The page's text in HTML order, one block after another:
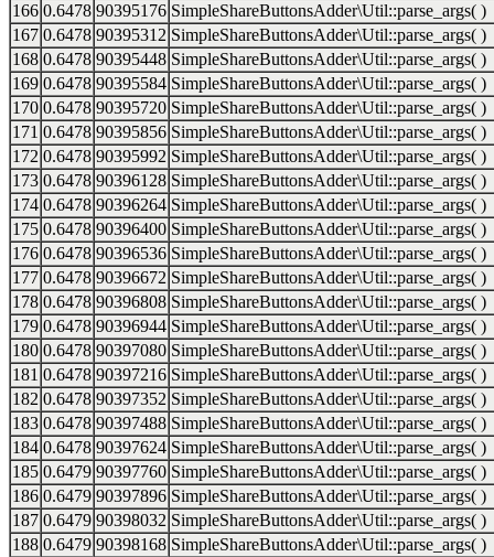
166 0.6478 90395176 SimpleShareButtonsAdder\Util::parse_args( )
167 0.6478 90395312 SimpleShareButtonsAdder\Util::parse_args( )
168 0.6478 90395448 SimpleShareButtonsAdder\Util::parse_args( )
169 0.6478 90395584 SimpleShareButtonsAdder\Util::parse_args( )
170 0.6478 90395720 SimpleShareButtonsAdder\Util::parse_args( )
171 0.6478 90395856 SimpleShareButtonsAdder\Util::parse_args( )
172 0.6478 90395992 SimpleShareButtonsAdder\Util::parse_args( )
173 0.6478 90396128 SimpleShareButtonsAdder\Util::parse_args( )
174 0.6478 90396264 SimpleShareButtonsAdder\Util::parse_args( )
175 0.6478 90396400 SimpleShareButtonsAdder\Util::parse_args( )
176 0.6478 90396536 SimpleShareButtonsAdder\Util::parse_args( )
177 0.6478 90396672 SimpleShareButtonsAdder\Util::parse_args( )
178 0.6478 90396808 SimpleShareButtonsAdder\Util::parse_args( )
179 0.6478 90396944 SimpleShareButtonsAdder\Util::parse_args( )
180 0.6478 90397080 SimpleShareButtonsAdder\Util::parse_args( )
181 0.6478 90397216 SimpleShareButtonsAdder\Util::parse_args( )
182 0.6478 90397352 SimpleShareButtonsAdder\Util::parse_args( )
183 0.6478 90397488 SimpleShareButtonsAdder\Util::parse_args( )
184 0.6478 90397624 SimpleShareButtonsAdder\Util::parse_args( )
185 0.6479 90397760 SimpleShareButtonsAdder\Util::parse_args( )
186 0.6479 90397896 SimpleShareButtonsAdder\Util::parse_args( )
187 0.6479 90398032 SimpleShareButtonsAdder\Util::parse_args( )
188 0.6479 90398168 SimpleShareButtonsAdder\Util::parse_args( )